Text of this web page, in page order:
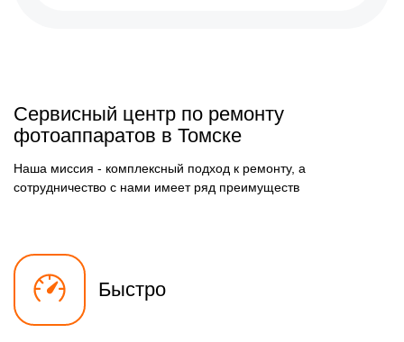
Сервисный центр по ремонту
фотоаппаратов в Томске
Наша миссия - комплексный подход к ремонту, а
сотрудничество с нами имеет ряд преимуществ
Быстро